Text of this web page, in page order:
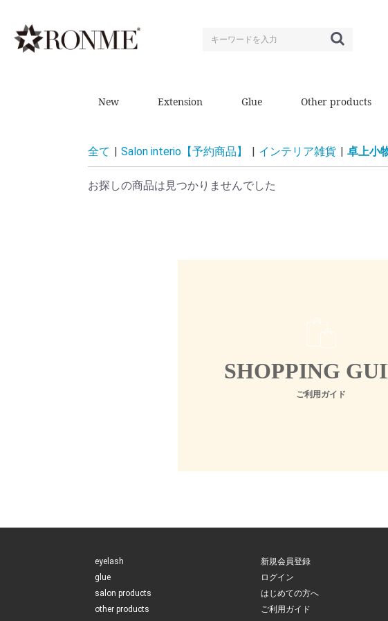
New Extension Glue Other products
全て | Salon interio【予約商品】 | インテリア雑貨 | 卓上小
お探しの商品は見つかりませんでした
SHOPPING
ご利用ガイド
eyelash
glue
salon products
other products
新規会員登録
ログイン
はじめての方へ
ご利用ガイド